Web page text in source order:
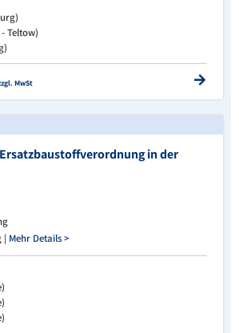
Teltow)
MwSt
in der
| Mehr Details >